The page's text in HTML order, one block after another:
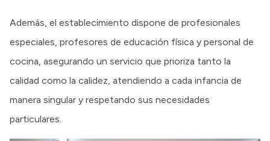
Además, el establecimiento dispone de profesionales
especiales, profesores de educación física y personal de
cocina, asegurando un servicio que prioriza tanto la
calidad como la calidez, atendiendo a cada infancia de
manera singular y respetando sus necesidades
particulares.